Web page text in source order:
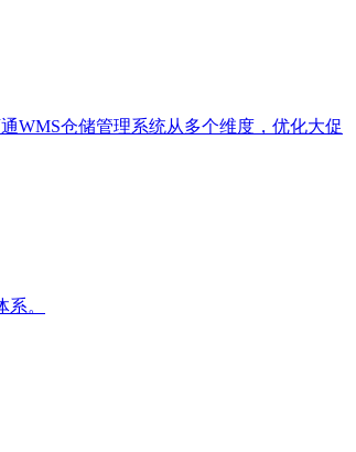
WMS仓储管理系统从多个维度，优化大促
。